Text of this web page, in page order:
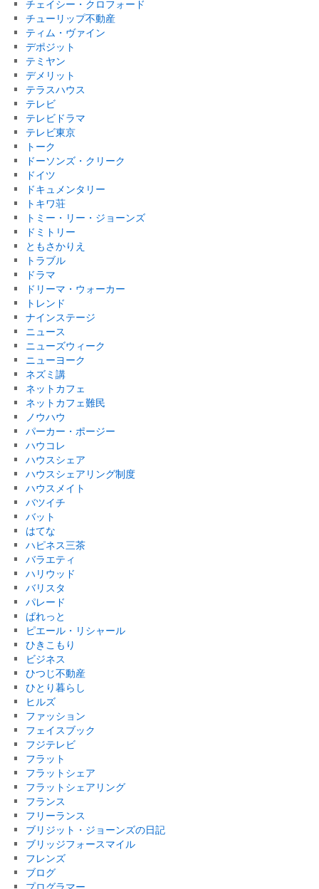
チェイシー・クロフォード
チューリップ不動産
ティム・ヴァイン
デポジット
テミヤン
デメリット
テラスハウス
テレビ
テレビドラマ
テレビ東京
トーク
ドーソンズ・クリーク
ドイツ
ドキュメンタリー
トキワ荘
トミー・リー・ジョーンズ
ドミトリー
ともさかりえ
トラブル
ドラマ
ドリーマ・ウォーカー
トレンド
ナインステージ
ニュース
ニューズウィーク
ニューヨーク
ネズミ講
ネットカフェ
ネットカフェ難民
ノウハウ
パーカー・ポージー
ハウコレ
ハウスシェア
ハウスシェアリング制度
ハウスメイト
バツイチ
バット
はてな
ハピネス三茶
バラエティ
ハリウッド
バリスタ
パレード
ぱれっと
ピエール・リシャール
ひきこもり
ビジネス
ひつじ不動産
ひとり暮らし
ヒルズ
ファッション
フェイスブック
フジテレビ
フラット
フラットシェア
フラットシェアリング
フランス
フリーランス
ブリジット・ジョーンズの日記
ブリッジフォースマイル
フレンズ
ブログ